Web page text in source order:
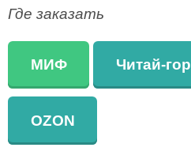
Где заказать
МИФ Читай-
OZON